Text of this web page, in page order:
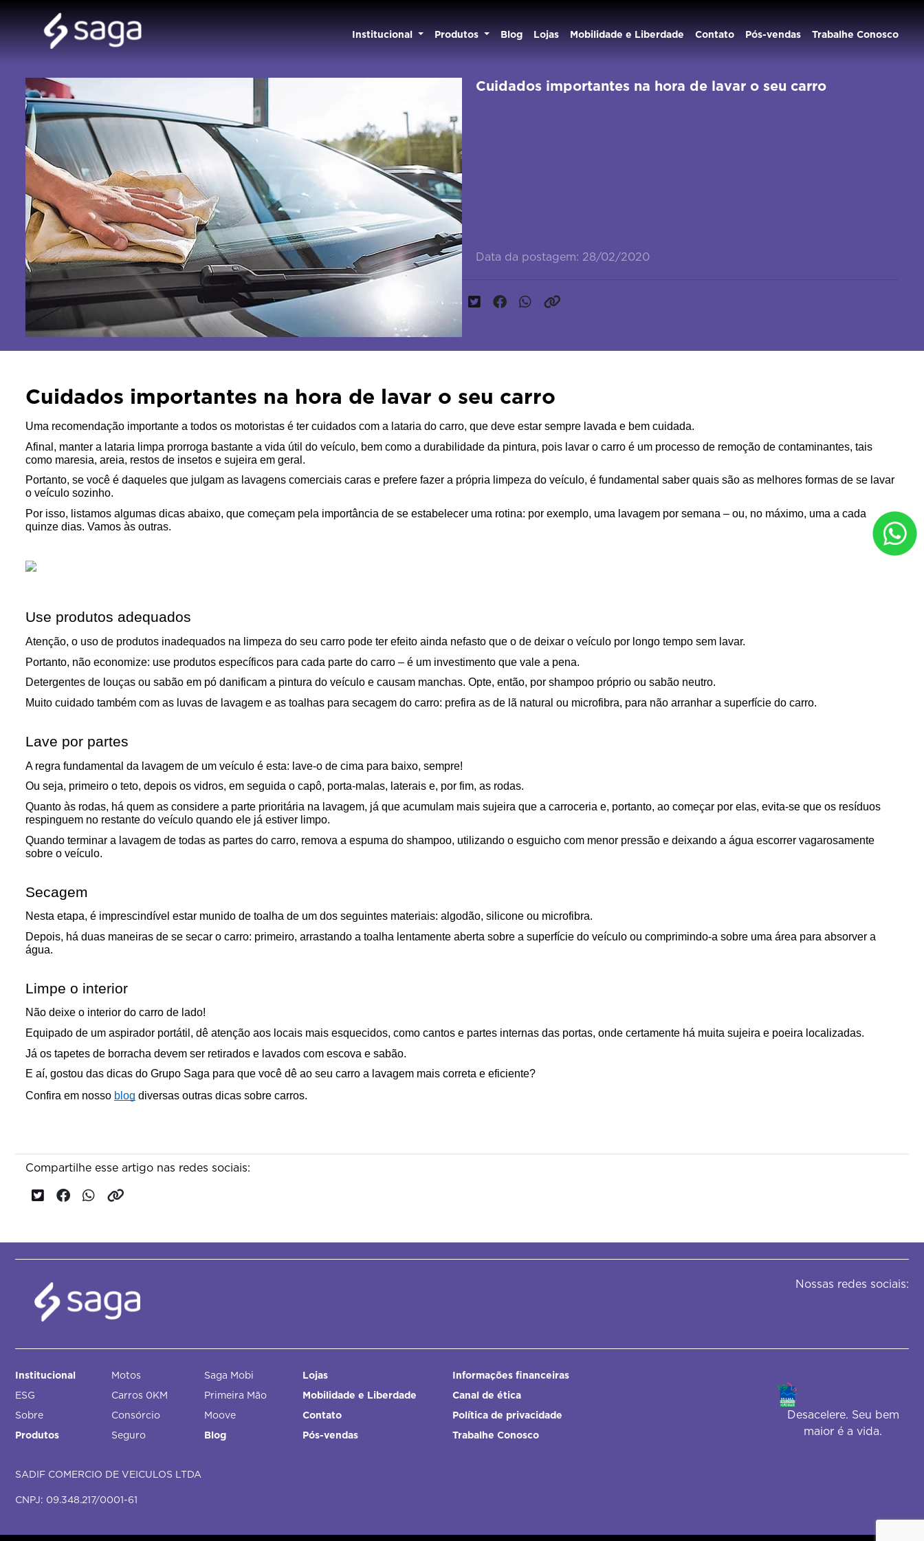
Institucional Produtos Blog Lojas Mobilidade e Liberdade Contato Pós-vendas Trabalhe Conosco
Cuidados importantes na hora de lavar o seu carro
Data da postagem: 28/02/2020
Cuidados importantes na hora de lavar o seu carro
Uma recomendação importante a todos os motoristas é ter cuidados com a lataria do carro, que deve estar sempre lavada e bem cuidada.
Afinal, manter a lataria limpa prorroga bastante a vida útil do veículo, bem como a durabilidade da pintura, pois lavar o carro é um processo de remoção de contaminantes, tais
como maresia, areia, restos de insetos e sujeira em geral.
Portanto, se você é daqueles que julgam as lavagens comerciais caras e prefere fazer a própria limpeza do veículo, é fundamental saber quais são as melhores formas de se lavar
o veículo sozinho.
Por isso, listamos algumas dicas abaixo, que começam pela importância de se estabelecer uma rotina: por exemplo, uma lavagem por semana – ou, no máximo, uma a cada
quinze dias. Vamos às outras.
Use produtos adequados
Atenção, o uso de produtos inadequados na limpeza do seu carro pode ter efeito ainda nefasto que o de deixar o veículo por longo tempo sem lavar.
Portanto, não economize: use produtos específicos para cada parte do carro – é um investimento que vale a pena.
Detergentes de louças ou sabão em pó danificam a pintura do veículo e causam manchas. Opte, então, por shampoo próprio ou sabão neutro.
Muito cuidado também com as luvas de lavagem e as toalhas para secagem do carro: prefira as de lã natural ou microfibra, para não arranhar a superfície do carro.
Lave por partes
A regra fundamental da lavagem de um veículo é esta: lave-o de cima para baixo, sempre!
Ou seja, primeiro o teto, depois os vidros, em seguida o capô, porta-malas, laterais e, por fim, as rodas.
Quanto às rodas, há quem as considere a parte prioritária na lavagem, já que acumulam mais sujeira que a carroceria e, portanto, ao começar por elas, evita-se que os resíduos
respinguem no restante do veículo quando ele já estiver limpo.
Quando terminar a lavagem de todas as partes do carro, remova a espuma do shampoo, utilizando o esguicho com menor pressão e deixando a água escorrer vagarosamente
sobre o veículo.
Secagem
Nesta etapa, é imprescindível estar munido de toalha de um dos seguintes materiais: algodão, silicone ou microfibra.
Depois, há duas maneiras de se secar o carro: primeiro, arrastando a toalha lentamente aberta sobre a superfície do veículo ou comprimindo-a sobre uma área para absorver a
água.
Limpe o interior
Não deixe o interior do carro de lado!
Equipado de um aspirador portátil, dê atenção aos locais mais esquecidos, como cantos e partes internas das portas, onde certamente há muita sujeira e poeira localizadas.
Já os tapetes de borracha devem ser retirados e lavados com escova e sabão.
E aí, gostou das dicas do Grupo Saga para que você dê ao seu carro a lavagem mais correta e eficiente?
Confira em nosso blog diversas outras dicas sobre carros.
Compartilhe esse artigo nas redes sociais:
Nossas redes sociais:
Institucional
ESG
Sobre
Produtos
Motos
Carros 0KM
Consórcio
Seguro
Saga Mobi
Primeira Mão
Moove
Blog
Lojas
Mobilidade e Liberdade
Contato
Pós-vendas
Informações financeiras
Canal de ética
Política de privacidade
Trabalhe Conosco
Desacelere. Seu bem
maior é a vida.
SADIF COMERCIO DE VEICULOS LTDA
CNPJ: 09.348.217/0001-61